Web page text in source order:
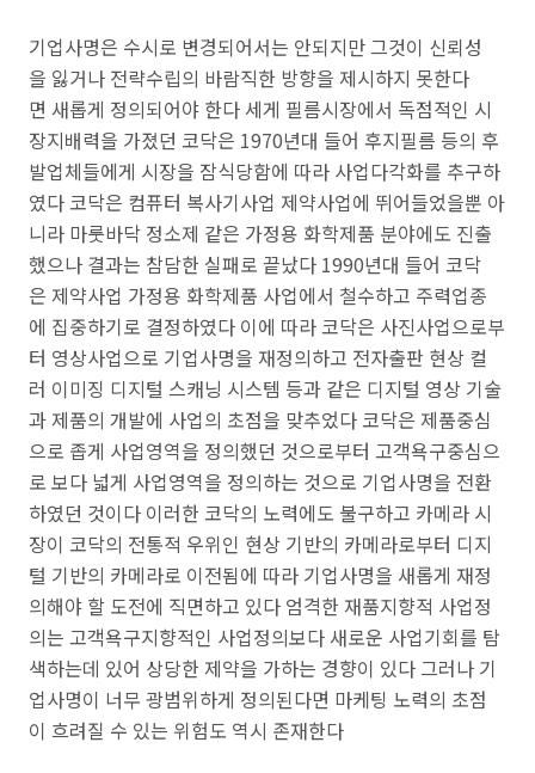
기업사명은 수시로 변경되어서는 안되지만 그것이 신뢰성
을 잃거나 전략수립의 바람직한 방향을 제시하지 못한다
면 새롭게 정의되어야 한다 세게 필름시장에서 독점적인 시
장지배력을 가졌던 코닥은 1970년대 들어 후지필름 등의 후
발업체들에게 시장을 잠식당함에 따라 사업다각화를 추구하
였다 코닥은 컴퓨터 복사기사업 제약사업에 뛰어들었을뿐 아
니라 마룻바닥 정소제 같은 가정용 화학제품 분야에도 진출
했으나 결과는 참담한 실패로 끝났다 1990년대 들어 코닥
은 제약사업 가정용 화학제품 사업에서 철수하고 주력업종
에 집중하기로 결정하였다 이에 따라 코닥은 사진사업으로부
터 영상사업으로 기업사명을 재정의하고 전자출판 현상 컬
러 이미징 디지털 스캐닝 시스템 등과 같은 디지털 영상 기술
과 제품의 개발에 사업의 초점을 맞추었다 코닥은 제품중심
으로 좁게 사업영역을 정의했던 것으로부터 고객욕구중심으
로 보다 넓게 사업영역을 정의하는 것으로 기업사명을 전환
하였던 것이다 이러한 코닥의 노력에도 불구하고 카메라 시
장이 코닥의 전통적 우위인 현상 기반의 카메라로부터 디지
털 기반의 카메라로 이전됨에 따라 기업사명을 새롭게 재정
의해야 할 도전에 직면하고 있다 엄격한 재품지향적 사업정
의는 고객욕구지향적인 사업정의보다 새로운 사업기회를 탐
색하는데 있어 상당한 제약을 가하는 경향이 있다 그러나 기
업사명이 너무 광범위하게 정의된다면 마케팅 노력의 초점
이 흐려질 수 있는 위험도 역시 존재한다